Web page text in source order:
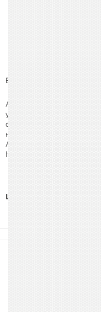
EUROMET BS/X-31
Адаптер для
установки
световых приборов
на стойку
Артикул:
Наличие:
Цену уточняйте